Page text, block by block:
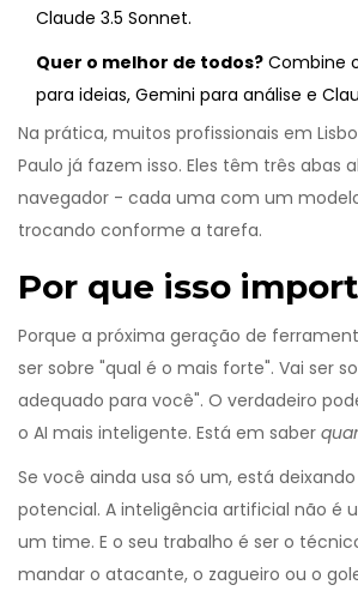
Claude 3.5 Sonnet.
Quer o melhor de todos? Combine
para ideias, Gemini para análise e
Na prática, muitos profissionais em
Paulo já fazem isso. Eles têm três abas
navegador - cada uma com um
trocando conforme a tarefa.
Por que isso
Porque a próxima geração de
ser sobre "qual é o mais forte". Vai ser
adequado para você". O verdadeiro
o AI mais inteligente. Está em saber
Se você ainda usa só um, está
potencial. A inteligência artificial não é
um time. E o seu trabalho é ser o
mandar o atacante, o zagueiro ou o